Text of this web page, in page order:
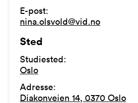
E-post:
nina.olsvold@vid.no
Sted
Studiested:
Oslo
Adresse:
Diakonveien 14, 0370 Oslo